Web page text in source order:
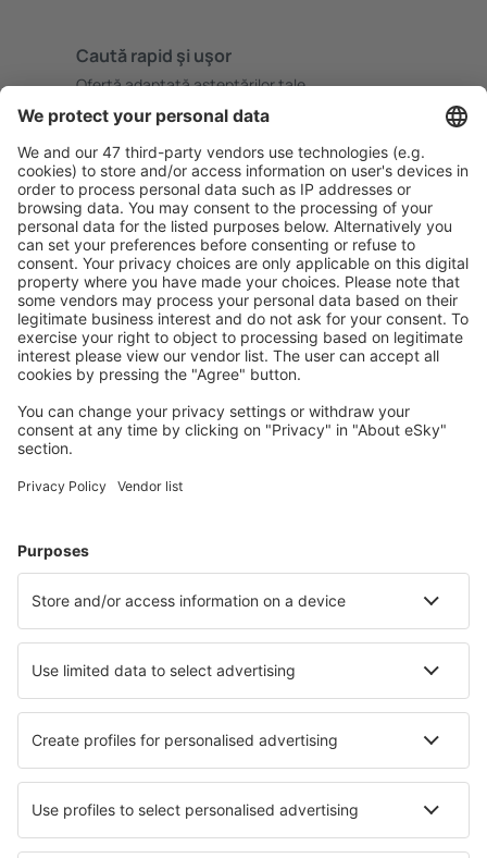
Caută rapid şi uşor
Ofertă adaptată aşteptărilor tale.
Planifică ȋn siguranţă
Rezervare fără griji cu opțiune gratuită de anulare.
Economiseşte mai mult
Prețuri atractive și oferte speciale pentru utilizatorii
conectați.
Cazarea preferată
Alege din peste 1,3 mil. de opţiuni: hoteluri, cabane,
Cele mai căutate hoteluri de către utilizatorii eSky
Hoteluri în Barcelona
Hoteluri în Mijas Hoteluri în Madrid Hoteluri în Marbella
Hoteluri în Sant Antoni de Portmany
Hoteluri în L´Estartit Hoteluri în Salou
Cele mai bune hoteluri - orașe
Hoteluri în Jesmond Hoteluri Miles Hoteluri în Grouw